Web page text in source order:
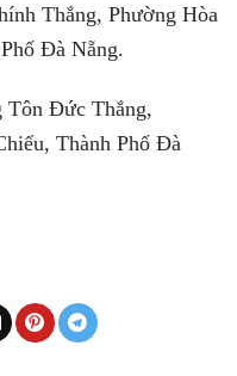
Thắng, Phường Hòa
Đà Nẵng.
Tôn Đức Thắng,
Thành Phố Đà